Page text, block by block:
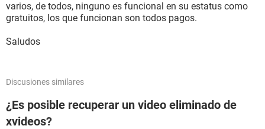
varios, de todos, ninguno es funcional en su estatus como
gratuitos, los que funcionan son todos pagos.
Saludos
Discusiones similares
¿Es posible recuperar un video eliminado de
xvideos?